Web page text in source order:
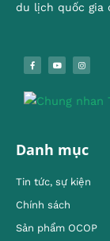
du lịch quốc gia
Danh mục
Tin tức, sự kiện
Chính sách
Sản phẩm OCOP